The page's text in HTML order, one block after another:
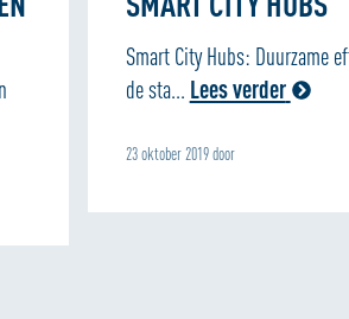
Smart City Hubs: Duurzame
de sta... Lees verder
23 oktober 2019 door